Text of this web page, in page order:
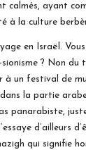
calmés, ayant
à la culture
en Israël. Vous
? Non du
à un festival de
la partie
panarabiste,
d’ailleurs
qui signifie